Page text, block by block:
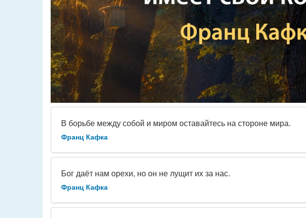
В борьбе между собой и миром оставайтесь на стороне мира.
Франц Кафка
Бог даёт нам орехи, но он не лущит их за нас.
Франц Кафка